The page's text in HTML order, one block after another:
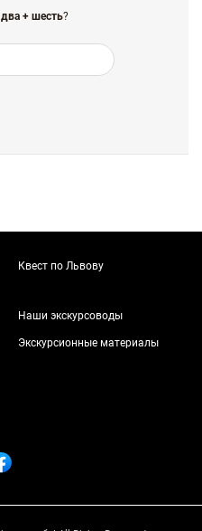
два + шесть?
Квест по Львову
Наши экскурсоводы
Экскурсионные материалы